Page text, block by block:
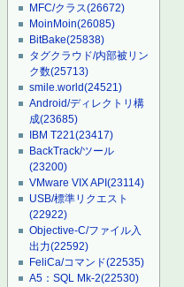
MFC/クラス(26672)
MoinMoin(26085)
BitBake(25838)
タグクラウド/内部被リン
ク数(25713)
smile.world(24521)
Android/ディレクトリ構
成(23685)
IBM T221(23417)
BackTrack/ツール
(23200)
VMware VIX API(23114)
USB/標準リクエスト
(22922)
Objective-C/ファイル入
出力(22592)
FeliCa/コマンド(22535)
A5：SQL Mk-2(22530)